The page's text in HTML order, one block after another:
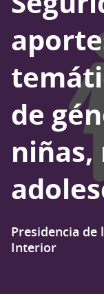
de
niñas,
Presidencia de
Interior